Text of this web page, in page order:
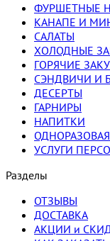
ФУРШЕТНЫЕ
КАНАПЕ И
САЛАТЫ
ХОЛОДНЫЕ
ГОРЯЧИЕ
СЭНДВИЧИ И
ДЕСЕРТЫ
ГАРНИРЫ
НАПИТКИ
УСЛУГИ
Разделы
ОТЗЫВЫ
ДОСТАВКА
АКЦИИ и